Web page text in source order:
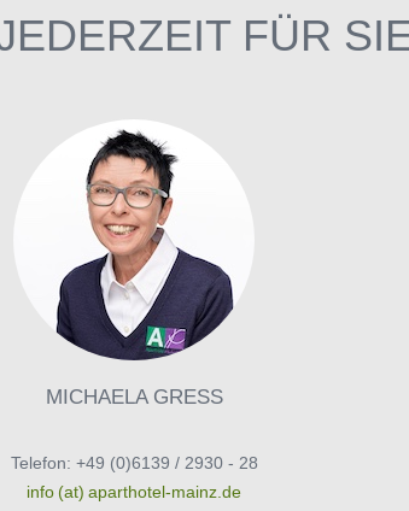
FÜR
MICHAELA GRESS
Telefon: +49 (0)6139 / 2930 - 28
info (at) aparthotel-mainz.de